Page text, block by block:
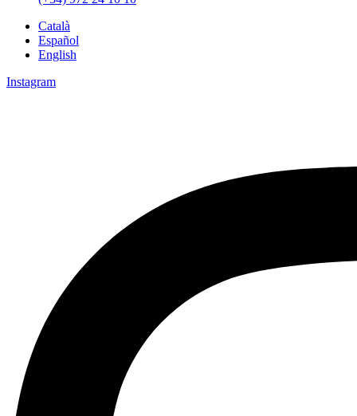
Català
Español
English
Instagram